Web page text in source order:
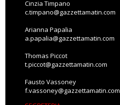
Cinzia Timpano
c.timpano@gazzettamatin.com
Arianna Papalia
a.papalia@gazzettamatin.com
Thomas Piccot
t.piccot@gazzettamatin.com
Fausto Vassoney
f.vassoney@gazzettamatin.com